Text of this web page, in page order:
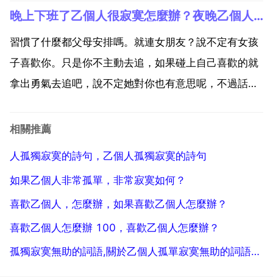
散，失去朋友的痛苦與寂寞，可見你是乙個情感豐富的
人。你時常覺得孤獨，因為你的心思敏感細膩。然而，
人生沒有不散...
晚上下班了乙個人很寂寞怎麼辦？夜晚乙個人寂寞怎麼辦
習慣了什麼都父母安排嗎。就連女朋友？說不定有女孩
子喜歡你。只是你不主動去追，如果碰上自己喜歡的就
拿出勇氣去追吧，說不定她對你也有意思呢，不過話說
分沒到吧，下班無聊了可以和朋友們一起玩啊 多交些朋
相關推薦
人孤獨寂寞的詩句，乙個人孤獨寂寞的詩句
如果乙個人非常孤單，非常寂寞如何？
喜歡乙個人，怎麼辦，如果喜歡乙個人怎麼辦？
喜歡乙個人怎麼辦 100，喜歡乙個人怎麼辦？
孤獨寂寞無助的詞語,關於乙個人孤單寂寞無助的詞語有哪些？